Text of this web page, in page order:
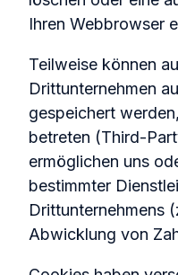
Ihren Webbrowser
Teilweise können
Drittunternehmen
gespeichert
betreten (Third-
ermöglichen uns
bestimmter
Drittunternehmens
Abwicklung von